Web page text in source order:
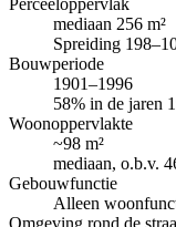
Perceeloppervlak
mediaan 256 m²
Spreiding
Bouwperiode
1901–1996
58% in de jaren
Woonoppervlakte
~98 m²
mediaan, o.b.v.
Gebouwfunctie
Alleen